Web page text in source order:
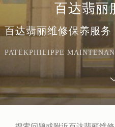
百达翡丽
百达翡丽维修保养服务
PATEKPHILIPPE